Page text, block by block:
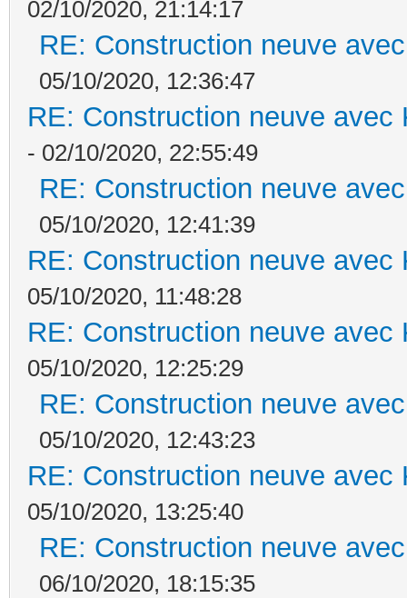
02/10/2020, 21:14:17
RE: Construction neuve
05/10/2020, 12:36:47
RE: Construction neuve avec
- 02/10/2020, 22:55:49
RE: Construction neuve
05/10/2020, 12:41:39
RE: Construction neuve avec
05/10/2020, 11:48:28
RE: Construction neuve avec
05/10/2020, 12:25:29
RE: Construction neuve
05/10/2020, 12:43:23
RE: Construction neuve avec
05/10/2020, 13:25:40
RE: Construction neuve
06/10/2020, 18:15:35